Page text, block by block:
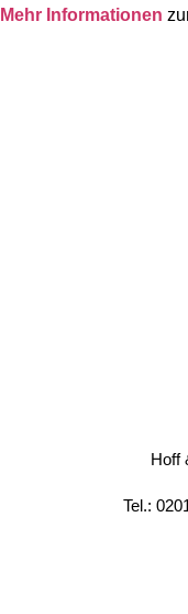
Mehr Informationen
Hoff
Tel.: